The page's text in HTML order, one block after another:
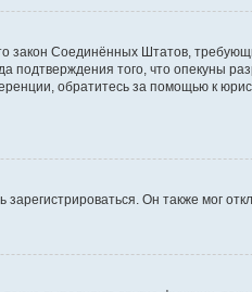
закон Соединённых Штатов,
подтверждения того, что опекуны
обратитесь за помощью к
Он также мог